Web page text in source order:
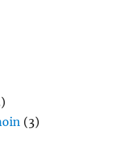
(3)